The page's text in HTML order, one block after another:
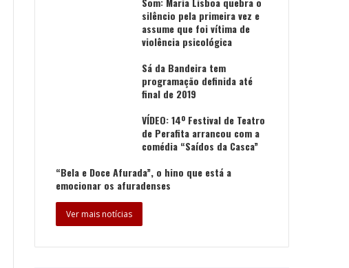
silêncio pela primeira vez e
assume que foi vítima de
violência psicológica
Sá da Bandeira tem
programação definida até
final de 2019
VÍDEO: 14º Festival de Teatro
de Perafita arrancou com a
comédia “Saídos da Casca”
“Bela e Doce Afurada”, o hino que está a
emocionar os afuradenses
Ver mais notícias